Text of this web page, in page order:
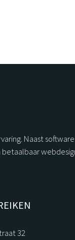
Naast software
32